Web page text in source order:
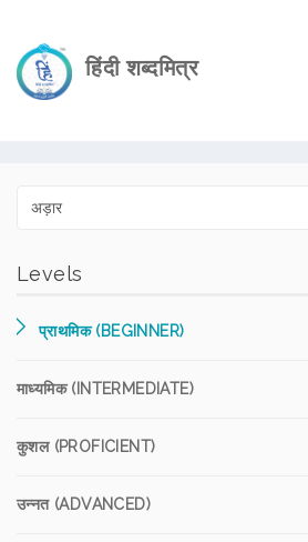
हिंदी शब्दमित्र
Levels
प्राथमिक (BEGINNER)
माध्यमिक (INTERMEDIATE)
कुशल (PROFICIENT)
उन्नत (ADVANCED)